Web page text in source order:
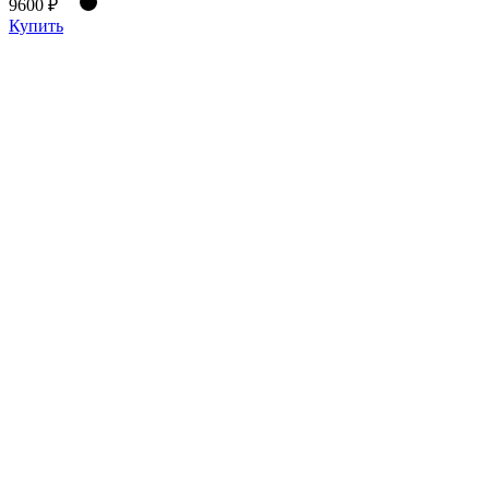
9600 ₽
Купить